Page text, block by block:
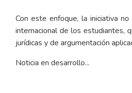
Con este enfoque, la iniciativa
internacional de los estudiantes,
jurídicas y de argumentación
Noticia en desarrollo...